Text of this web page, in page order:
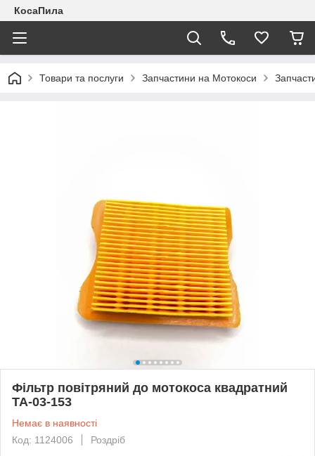
КосаПила
Товари та послуги Запчастини на Мотокоси
Фільтр повітряний до мотокоса квадратний
TA-03-153
Немає в наявності
Код: 1124006
Роздріб